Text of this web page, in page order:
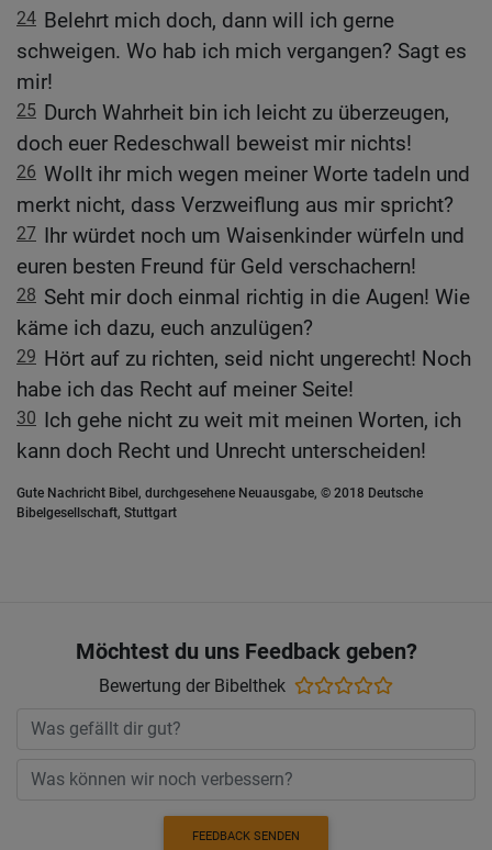
24 Belehrt mich doch, dann will ich gerne
schweigen. Wo hab ich mich vergangen? Sagt es
mir!
25 Durch Wahrheit bin ich leicht zu überzeugen,
doch euer Redeschwall beweist mir nichts!
26 Wollt ihr mich wegen meiner Worte tadeln und
merkt nicht, dass Verzweiflung aus mir spricht?
27 Ihr würdet noch um Waisenkinder würfeln und
euren besten Freund für Geld verschachern!
28 Seht mir doch einmal richtig in die Augen! Wie
käme ich dazu, euch anzulügen?
29 Hört auf zu richten, seid nicht ungerecht! Noch
habe ich das Recht auf meiner Seite!
30 Ich gehe nicht zu weit mit meinen Worten, ich
kann doch Recht und Unrecht unterscheiden!
Gute Nachricht Bibel, durchgesehene Neuausgabe, © 2018 Deutsche
Bibelgesellschaft, Stuttgart
Möchtest du uns Feedback geben?
Bewertung der Bibelthek
FEEDBACK SENDEN